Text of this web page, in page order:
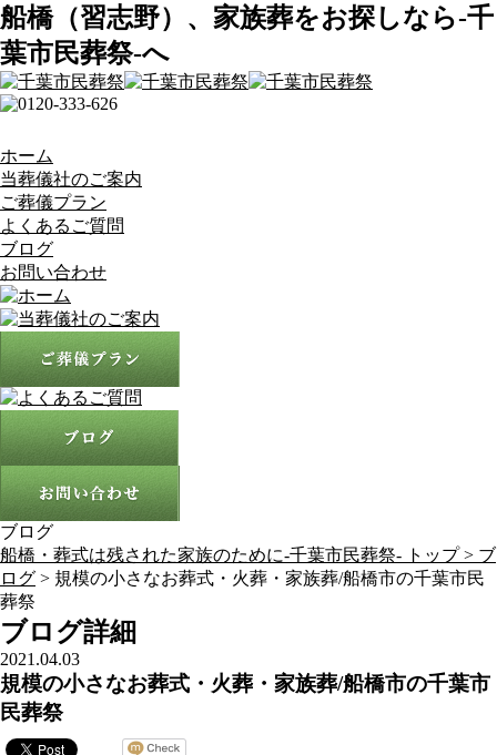
船橋（習志野）、家族葬をお探しなら-千
葉市民葬祭-へ
ホーム
当葬儀社のご案内
ご葬儀プラン
よくあるご質問
ブログ
お問い合わせ
ブログ
船橋・葬式は残された家族のために-千葉市民葬祭- トップ > ブ
ログ > 規模の小さなお葬式・火葬・家族葬/船橋市の千葉市民
葬祭
ブログ詳細
2021.04.03
規模の小さなお葬式・火葬・家族葬/船橋市の千葉市
民葬祭